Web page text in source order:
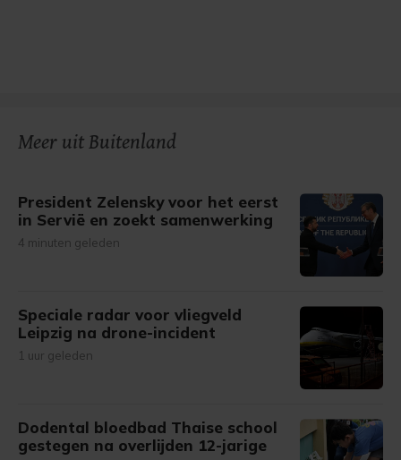
Meer uit Buitenland
President Zelensky voor het eerst
in Servië en zoekt samenwerking
4 minuten geleden
Speciale radar voor vliegveld
Leipzig na drone-incident
1 uur geleden
Dodental bloedbad Thaise school
gestegen na overlijden 12-jarige